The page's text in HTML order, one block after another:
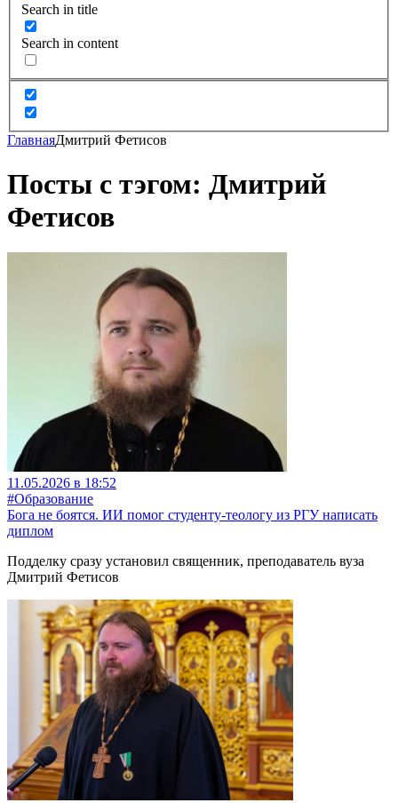
Search in title
Search in content
ГлавнаяДмитрий Фетисов
Посты с тэгом: Дмитрий
Фетисов
11.05.2026 в 18:52
#Образование
Бога не боятся. ИИ помог студенту-теологу из РГУ написать
диплом
Подделку сразу установил священник, преподаватель вуза
Дмитрий Фетисов